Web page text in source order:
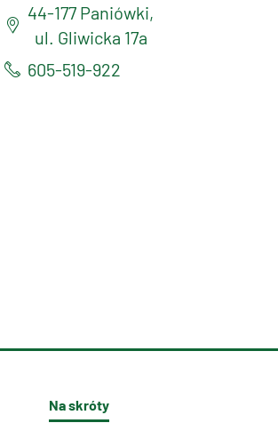
44-177 Paniówki,
ul. Gliwicka 17a
605-519-922
Na skróty